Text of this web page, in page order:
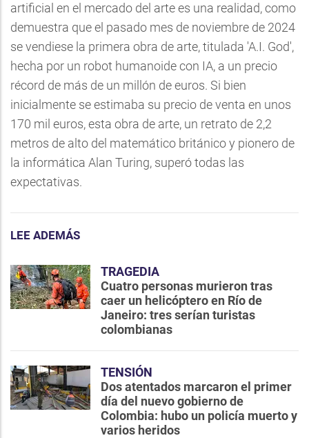
artificial en el mercado del arte es una realidad, como
demuestra que el pasado mes de noviembre de 2024
se vendiese la primera obra de arte, titulada 'A.I. God',
hecha por un robot humanoide con IA, a un precio
récord de más de un millón de euros. Si bien
inicialmente se estimaba su precio de venta en unos
170 mil euros, esta obra de arte, un retrato de 2,2
metros de alto del matemático británico y pionero de
la informática Alan Turing, superó todas las
expectativas.
LEE ADEMÁS
TRAGEDIA
Cuatro personas murieron tras
caer un helicóptero en Río de
Janeiro: tres serían turistas
colombianas
TENSIÓN
Dos atentados marcaron el primer
día del nuevo gobierno de
Colombia: hubo un policía muerto y
varios heridos